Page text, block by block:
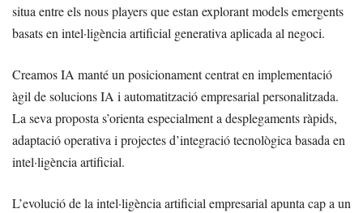
situa entre els nous players que estan explorant models emergents
basats en intel·ligència artificial generativa aplicada al negoci.
Creamos IA manté un posicionament centrat en implementació
àgil de solucions IA i automatització empresarial personalitzada.
La seva proposta s’orienta especialment a desplegaments ràpids,
adaptació operativa i projectes d’integració tecnològica basada en
intel·ligència artificial.
L’evolució de la intel·ligència artificial empresarial apunta cap a un